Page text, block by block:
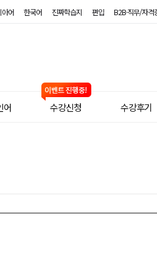
아어 한국어 진짜학습지 편입 B2B·직무/자격
어 수강신청 수강후기